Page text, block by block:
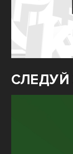
СЛЕДУЙ